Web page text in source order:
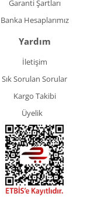
Garanti Şartları
Banka Hesaplarımız
Yardım
İletişim
Sık Sorulan Sorular
Kargo Takibi
Üyelik